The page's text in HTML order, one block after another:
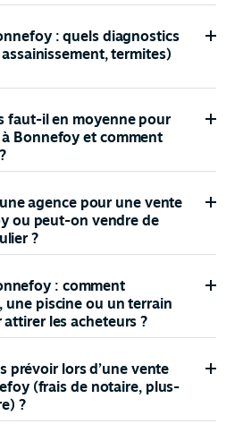
: quels diagnostics
termites)
faut-il en moyenne pour
Bonnefoy et comment
agence pour une vente
ou peut-on vendre de
?
: comment
une piscine ou un terrain
les acheteurs ?
prévoir lors d’une vente
(frais de notaire, plus-
?